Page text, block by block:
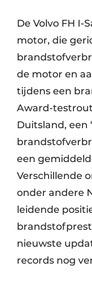
De Volvo FH I-
motor, die
de motor en
tijdens een
Award-
Duitsland, een
een
Verschillende
onder andere
leidende
nieuwste
records nog